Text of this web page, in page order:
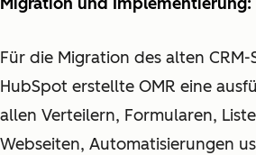
Für die Migration des alten CRM-
HubSpot erstellte OMR eine
allen Verteilern, Formularen,
Webseiten, Automatisierungen